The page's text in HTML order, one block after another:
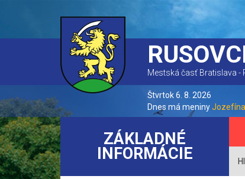
Mestská časť Bratislava -
Štvrtok 6. 8. 2026
Dnes má meninyJozefína
ZÁKLADNÉ
INFORMÁCIE